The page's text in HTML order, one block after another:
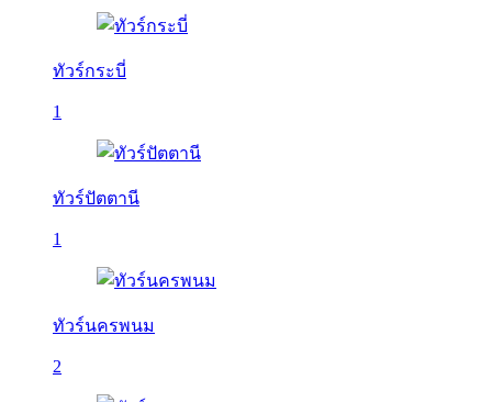
ทัวร์กระบี่
1
ทัวร์ปัตตานี
1
ทัวร์นครพนม
2